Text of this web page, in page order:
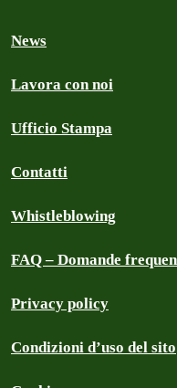
News
Lavora con noi
Ufficio Stampa
Contatti
Whistleblowing
FAQ – Domande
Privacy policy
Condizioni d’uso del sito